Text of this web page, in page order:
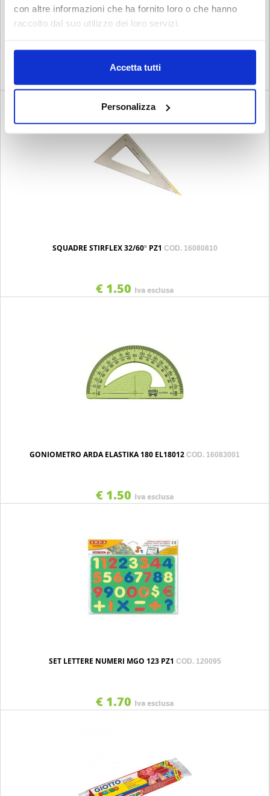
con altre informazioni che ha fornito loro o che hanno
raccolto dal suo utilizzo dei loro servizi.
Accetta tutti
Personalizza
€ 1.40Iva esclusa
SQUADRE STIRFLEX 32/60° PZ1 COD. 16080810
€ 1.50 Iva esclusa
GONIOMETRO ARDA ELASTIKA 180 EL18012 COD. 16083001
€ 1.50 Iva esclusa
SET LETTERE NUMERI MGO 123 PZ1 COD. 120095
€ 1.70 Iva esclusa